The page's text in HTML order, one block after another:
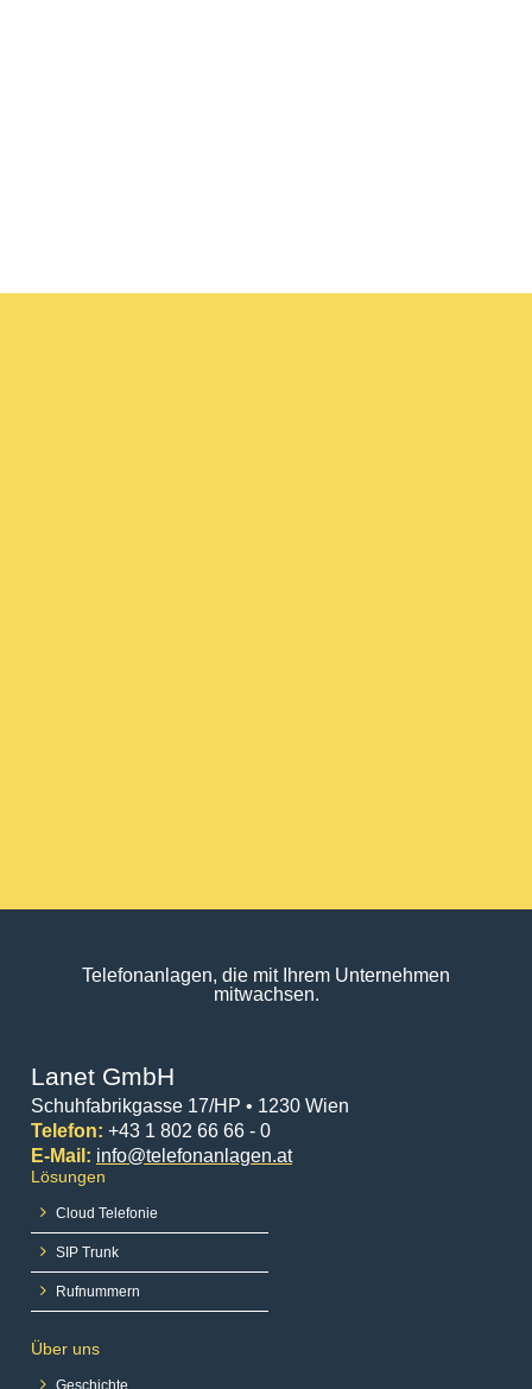
Telefonanlagen, die mit Ihrem Unternehmen
mitwachsen.
Lanet GmbH
Schuhfabrikgasse 17/HP • 1230 Wien
Telefon: +43 1 802 66 66 - 0
E-Mail: info@telefonanlagen.at
Lösungen
Cloud Telefonie
SIP Trunk
Rufnummern
Über uns